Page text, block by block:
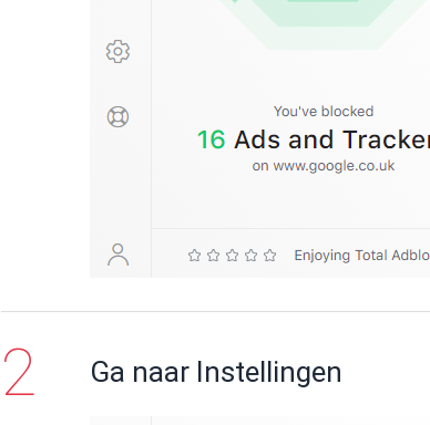
Ga naar Instellingen